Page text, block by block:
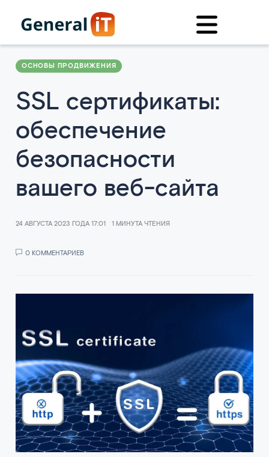
ОСНОВЫ ПРОДВИЖЕНИЯ
SSL сертификаты:
обеспечение
безопасности
вашего веб-сайта
24 АВГУСТА 2023 ГОДА 17:01 1 МИНУТА ЧТЕНИЯ
0 КОММЕНТАРИЕВ